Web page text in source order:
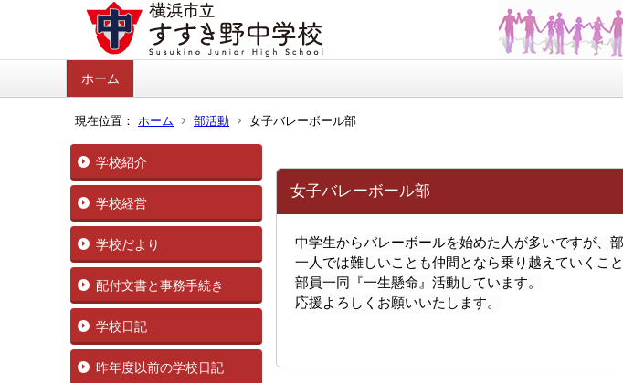
ホーム
現在位置： ホーム 部活動 女子バレーボール部
学校紹介
学校経営
学校だより
配付文書と事務手続き
学校日記
昨年度以前の学校日記
女子バレーボール部
中学生からバレーボールを始めた人が多いですが、
一人では難しいことも仲間となら乗り越えていくこ
部員一同『一生懸命』活動しています。
応援よろしくお願いいたします。